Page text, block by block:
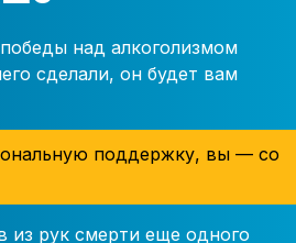
над алкоголизмом
сделали, он будет вам
поддержку, вы — со
из рук смерти еще одного